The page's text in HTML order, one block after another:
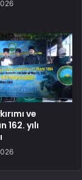
ve
162. yılı